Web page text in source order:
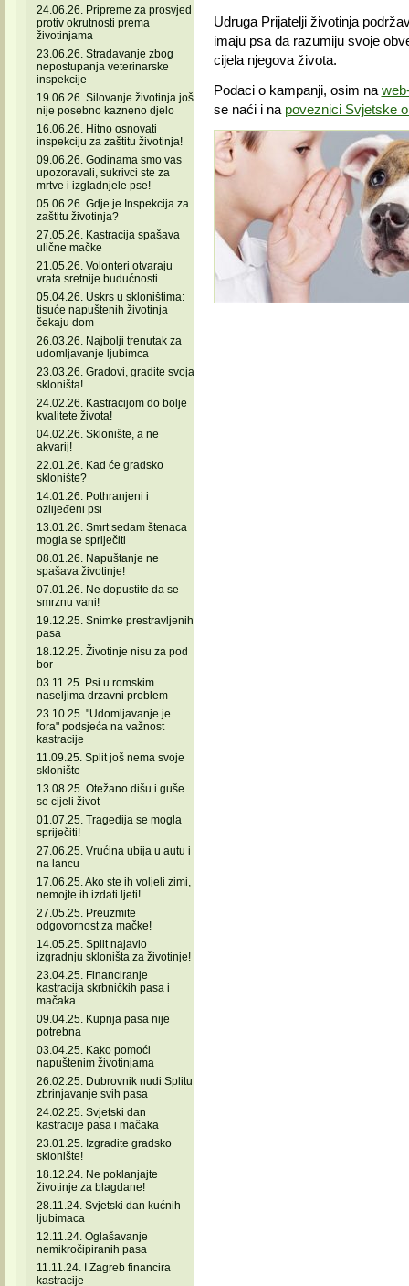
24.06.26. Pripreme za prosvjed
protiv okrutnosti prema
životinjama
23.06.26. Stradavanje zbog
nepostupanja veterinarske
inspekcije
19.06.26. Silovanje životinja još
nije posebno kazneno djelo
16.06.26. Hitno osnovati
inspekciju za zaštitu životinja!
09.06.26. Godinama smo vas
upozoravali, sukrivci ste za
mrtve i izgladnjele pse!
05.06.26. Gdje je Inspekcija za
zaštitu životinja?
27.05.26. Kastracija spašava
ulične mačke
21.05.26. Volonteri otvaraju
vrata sretnije budućnosti
05.04.26. Uskrs u skloništima:
tisuće napuštenih životinja
čekaju dom
26.03.26. Najbolji trenutak za
udomljavanje ljubimca
23.03.26. Gradovi, gradite svoja
skloništa!
24.02.26. Kastracijom do bolje
kvalitete života!
04.02.26. Sklonište, a ne
akvarij!
22.01.26. Kad će gradsko
sklonište?
14.01.26. Pothranjeni i
ozlijeđeni psi
13.01.26. Smrt sedam štenaca
mogla se spriječiti
08.01.26. Napuštanje ne
spašava životinje!
07.01.26. Ne dopustite da se
smrznu vani!
19.12.25. Snimke prestravljenih
pasa
18.12.25. Životinje nisu za pod
bor
03.11.25. Psi u romskim
naseljima drzavni problem
23.10.25. "Udomljavanje je
fora" podsjeća na važnost
kastracije
11.09.25. Split još nema svoje
sklonište
13.08.25. Otežano dišu i guše
se cijeli život
01.07.25. Tragedija se mogla
spriječiti!
27.06.25. Vrućina ubija u autu i
na lancu
17.06.25. Ako ste ih voljeli zimi,
nemojte ih izdati ljeti!
27.05.25. Preuzmite
odgovornost za mačke!
14.05.25. Split najavio
izgradnju skloništa za životinje!
23.04.25. Financiranje
kastracija skrbničkih pasa i
mačaka
09.04.25. Kupnja pasa nije
potrebna
03.04.25. Kako pomoći
napuštenim životinjama
26.02.25. Dubrovnik nudi Splitu
zbrinjavanje svih pasa
24.02.25. Svjetski dan
kastracije pasa i mačaka
23.01.25. Izgradite gradsko
sklonište!
18.12.24. Ne poklanjajte
životinje za blagdane!
28.11.24. Svjetski dan kućnih
ljubimaca
12.11.24. Oglašavanje
nemikročipiranih pasa
11.11.24. I Zagreb financira
kastracije
Udruga Prijatelji životinja
imaju psa da razumiju svoje
cijela njegova života.
Podaci o kampanji, osim na
se naći i na poveznici Svjetske